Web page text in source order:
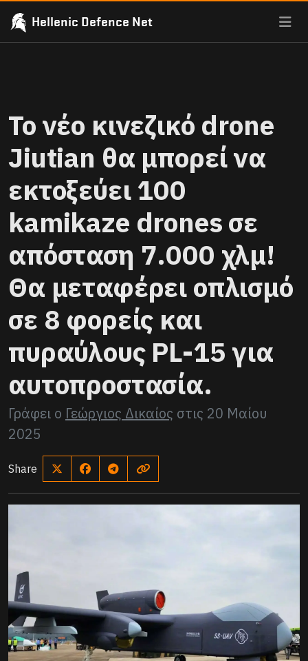
Hellenic Defence Net
Το νέο κινεζικό drone
Jiutian θα μπορεί να
εκτοξεύει 100
kamikaze drones σε
απόσταση 7.000 χλμ!
Θα μεταφέρει οπλισμό
σε 8 φορείς και
πυραύλους PL-15 για
αυτοπροστασία.
Γράφει ο Γεώργιος Δικαίος στις 20 Μαίου
2025
Share